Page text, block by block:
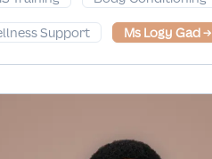
Support Ms Logy Gad→